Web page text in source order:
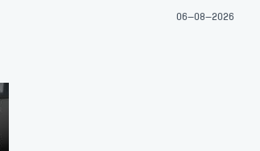
06-08-2026